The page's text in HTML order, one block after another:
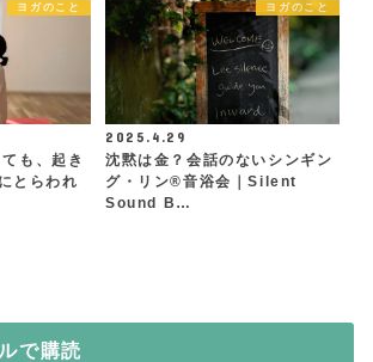
ヨガのこと
も、起き
とらわれ
ヨガのこと
2025.4.29
沈黙は金？会話のないシンギン
グ・リン®︎音浴会｜Silent
Sound B…
で購読